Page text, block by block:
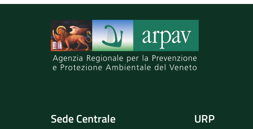
Spiegaci perchè, e aiutaci a migliorare il servizio
Sede Centrale URP